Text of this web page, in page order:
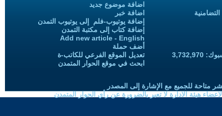
اضافة موضوع جديد
اضافة خبر
إضافة يوتيوب-فلم إلى يوتيوب التمدن
إضافة كتاب إلى مكتبة التمدن
Add new article - English
أضف حملة
تعديل الموقع الفرعي للكاتب-ة
ابحث في موقع الحوار المتمدن
متاحة للجميع مع الإشارة إلى المصدر
هيئة الادارة لا تعبر بالضرورة عن رأي الحوار المتمدن